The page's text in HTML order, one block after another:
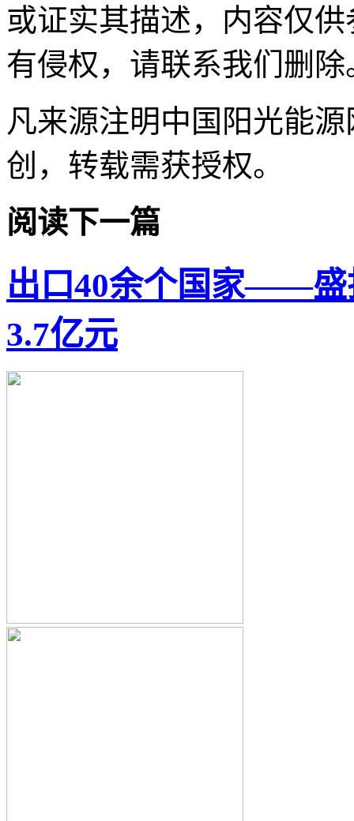
或证实其描述，内容仅
有侵权，请联系我们删除
凡来源注明中国阳光能
创，转载需获授权。
阅读下一篇
出口40余个国家——盛
3.7亿元